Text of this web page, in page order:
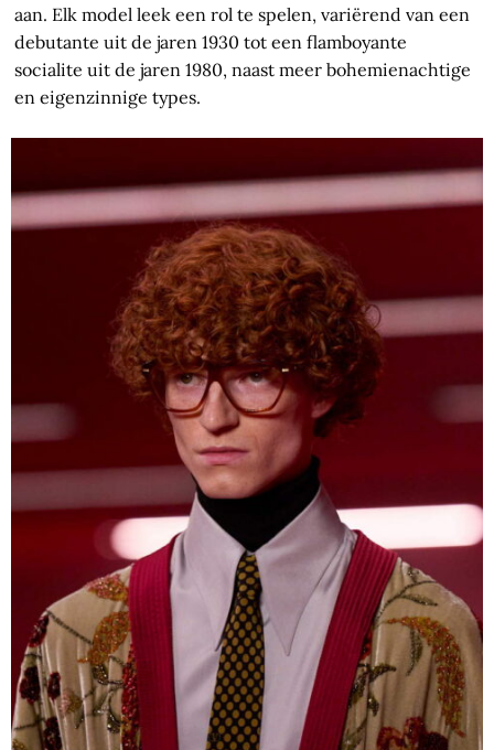
aan. Elk model leek een rol te spelen, variërend van een
debutante uit de jaren 1930 tot een flamboyante
socialite uit de jaren 1980, naast meer bohemienachtige
en eigenzinnige types.